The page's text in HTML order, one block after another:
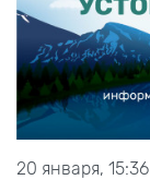
20 января, 15:36